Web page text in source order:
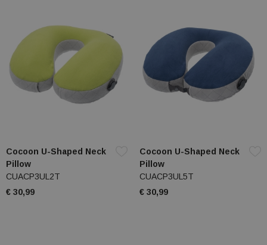
Cocoon U-Shaped Neck
Pillow
CUACP3UL2T
€ 30,99
Cocoon U-Shaped Neck
Pillow
CUACP3UL5T
€ 30,99